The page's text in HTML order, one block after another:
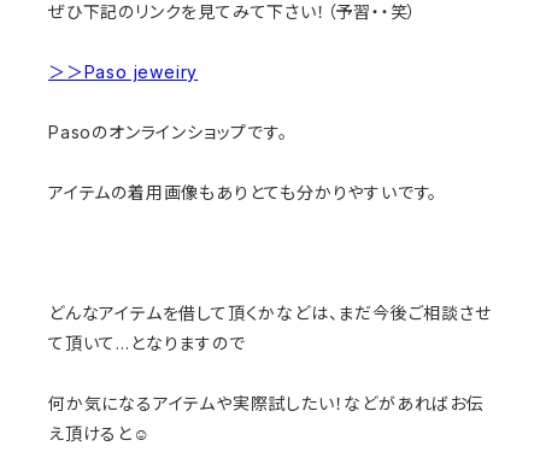
ぜひ下記のリンクを見てみて下さい！（予習・・笑）
＞＞Paso jeweiry
Pasoのオンラインショップです。
アイテムの着用画像もありとても分かりやすいです。
どんなアイテムを借して頂くかなどは、まだ今後ご相談させ
て頂いて…となりますので
何か気になるアイテムや実際試したい！などがあればお伝
え頂けると☺️